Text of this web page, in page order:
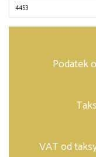
Podatek
VAT od